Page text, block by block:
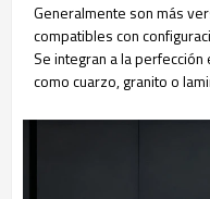
Generalmente son más
compatibles con
Se integran a la
como cuarzo, granito o